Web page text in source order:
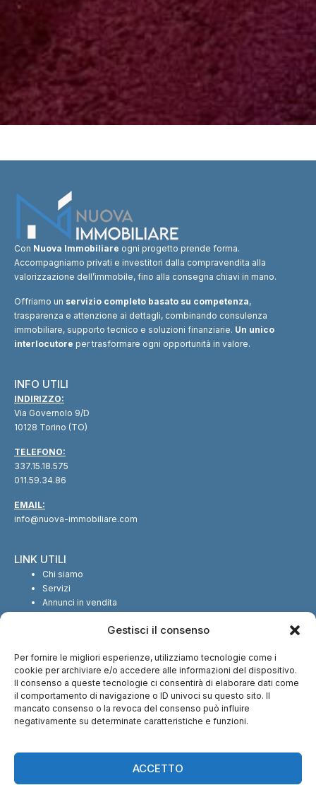
Gestisci il consenso
Per fornire le migliori esperienze, utilizziamo tecnologie come i
cookie per archiviare e/o accedere alle informazioni del dispositivo.
Il consenso a queste tecnologie ci consentirà di elaborare dati come
il comportamento di navigazione o ID univoci su questo sito. Il
mancato consenso o la revoca del consenso può influire
negativamente su determinate caratteristiche e funzioni.
ACCETTO
Con Nuova Immobiliare ogni progetto prende forma.
Accompagniamo privati e investitori dalla compravendita alla
valorizzazione dell’immobile, fino alla consegna chiavi in mano.
Offriamo un servizio completo basato su competenza,
trasparenza e attenzione ai dettagli, combinando consulenza
immobiliare, supporto tecnico e soluzioni finanziarie. Un unico
interlocutore per trasformare ogni opportunità in valore.
INFO UTILI
INDIRIZZO:
Via Governolo 9/D
10128 Torino (TO)
TELEFONO:
337.15.18.575
011.59.34.86
EMAIL:
info@nuova-immobiliare.com
LINK UTILI
Chi siamo
Servizi
Annunci in vendita
SEGUICI SUI SOCIAL
CI TROVI ANCHE SU: